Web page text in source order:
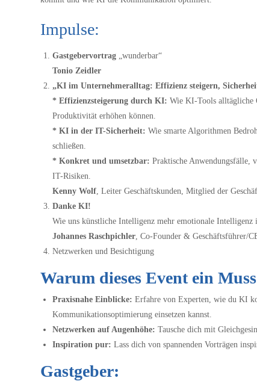
Impulse:
Gastgebervortrag „wunderbar“
Tonio Zeidler
„KI im Unternehmeralltag: Effizienz steigern,
* Effizienzsteigerung durch KI: Wie KI-Tools alltägliche
Produktivität erhöhen können.
* KI in der IT-Sicherheit: Wie smarte Algorithmen
schließen.
* Konkret und umsetzbar: Praktische Anwendungsfälle,
IT-Risiken.
Kenny Wolf , Leiter Geschäftskunden, Mitglied der
Danke KI!
Wie uns künstliche Intelligenz mehr emotionale Intelligenz
Johannes Raschpichler , Co-Founder & Geschäftsführer/
Netzwerken und Besichtigung
Warum dieses Event ein
Praxisnahe Einblicke: Erfahre von Experten, wie du KI
Kommunikationsoptimierung einsetzen kannst.
Netzwerken auf Augenhöhe: Tausche dich mit
Inspiration pur: Lass dich von spannenden Vorträgen
Gastgeber: